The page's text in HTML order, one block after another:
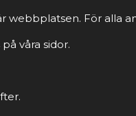
För alla
våra sidor.